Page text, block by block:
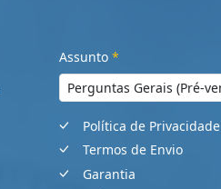
Assunto *
Política de Privacidade
Termos de Envio
Garantia